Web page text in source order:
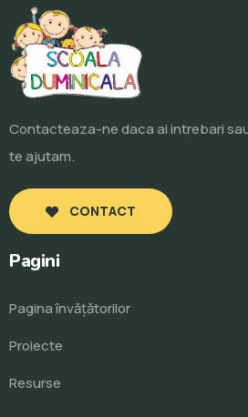
Contacteaza-ne daca ai intrebari
te ajutam.
CONTACT
Pagini
Pagina învăţătorilor
Proiecte
Resurse